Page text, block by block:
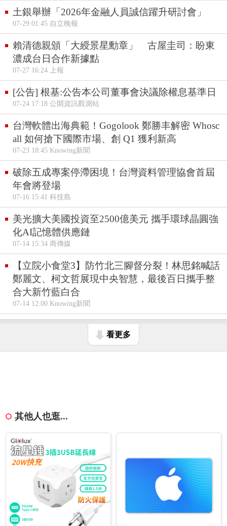
土銀舉辦「2026年金融人員誠信躍升研討會」
07-29 01:45 自立晚報
賴清德親頒「大綬景星勳章」 古屋圭司：盼東
濃成台日合作新據點
07-27 16:24 上報
[公告] 根基:公告本公司董事會決議除權息基準日
07-24 17:18 公開資訊觀測站
台灣軟體出海典範！Gogolook 鄭勝丰解密 Whosc
all 如何搶下國際市場、創 Q1 獲利新高
07-23 18:45 Knowing新聞
破除五成專案停滯困境！台灣資料管理協會首屆
年會將登場
07-16 15:41 科技島
美光擴大美國投資至2500億美元 攜手環球晶圓強
化AI記憶體供應鏈
07-14 15:34 商傳媒
【立院小食堂3】防竹北三腳督分裂！林思銘喊話
鄭麗文、柯文哲展現中央智慧，最後百日攜手整
合大新竹藍白合
07-14 12:00 Knowing新聞
看更多
其他人也逛...